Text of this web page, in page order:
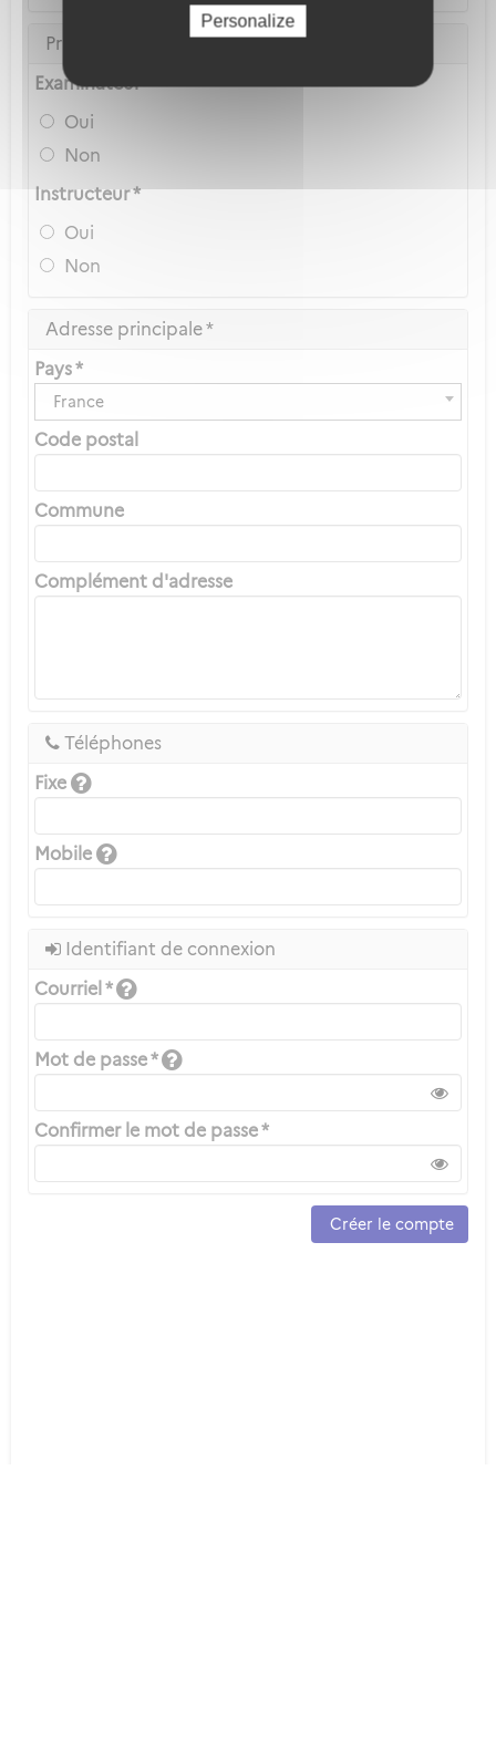
Personalize
Privilèges Navigant
Examinateur *
Oui
Non
Instructeur *
Oui
Non
Adresse principale *
Pays *
France
Code postal
Commune
Complément d'adresse
Téléphones
Fixe
Mobile
Identifiant de connexion
Courriel *
Mot de passe *
Confirmer le mot de passe *
Créer le compte